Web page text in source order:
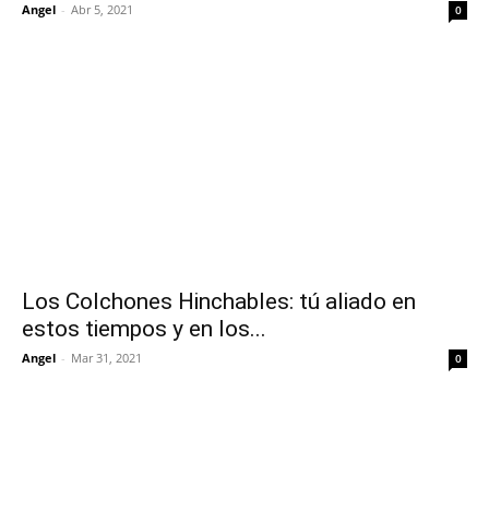
Angel - Abr 5, 2021 0
Los Colchones Hinchables: tú aliado en
estos tiempos y en los...
Angel - Mar 31, 2021 0